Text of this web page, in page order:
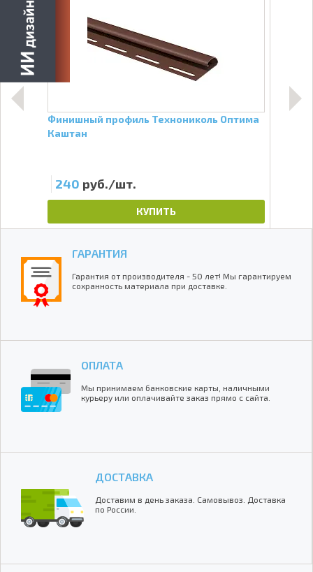
Финишный профиль Технониколь Оптима
Каштан
240 руб./шт.
КУПИТЬ
ГАРАНТИЯ
Гарантия от производителя - 50 лет! Мы гарантируем
сохранность материала при доставке.
ОПЛАТА
Мы принимаем банковские карты, наличными
курьеру или оплачивайте заказ прямо с сайта.
ДОСТАВКА
Доставим в день заказа. Самовывоз. Доставка
по России.